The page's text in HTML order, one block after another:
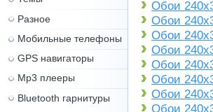
Обои
Обои
Обои
Обои
Обои
Обои
Обои
Обои
Разное
Мобильные телефоны
GPS навигаторы
Mp3 плееры
Bluetooth гарнитуры